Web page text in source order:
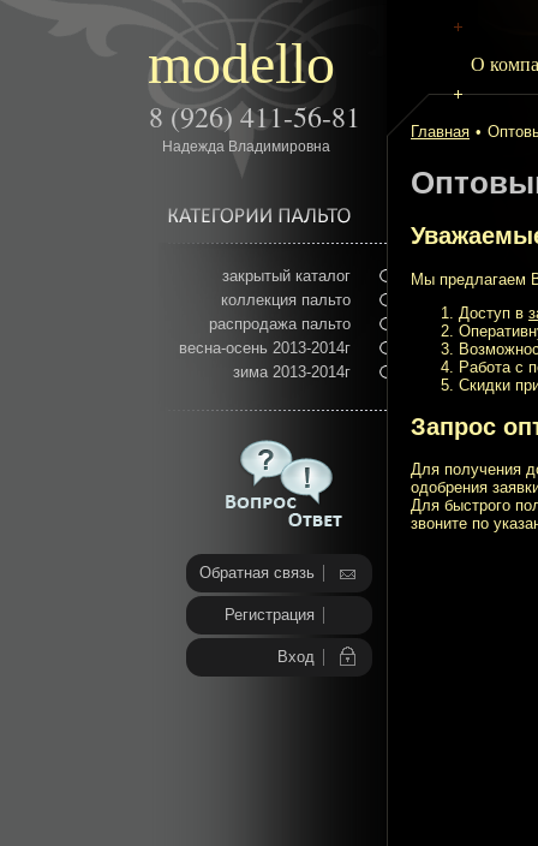
modello
8 (926) 411-56-81
Надежда Владимировна
закрытый каталог
коллекция пальто
распродажа пальто
весна-осень 2013-2014г
зима 2013-2014г
Обратная связь
Регистрация
Вход
О
Главная •
Мы предлагаем
Доступ в
Работа с
Скидки
Запрос
Для получения
одобрения
Для быстрого
звоните по